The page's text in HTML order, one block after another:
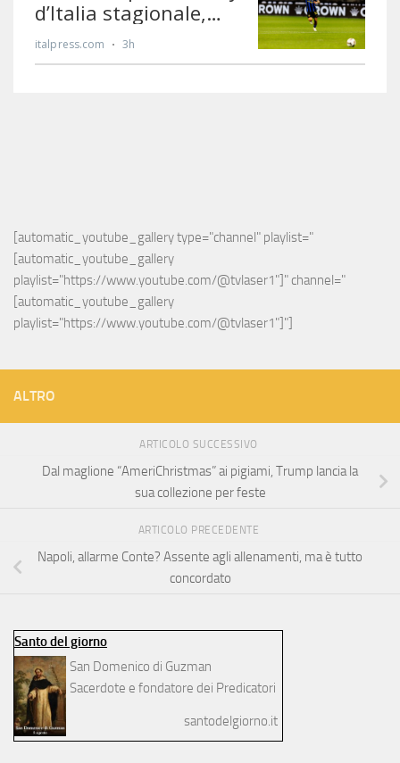
[automatic_youtube_gallery type="channel" playlist="
[automatic_youtube_gallery
playlist="https://www.youtube.com/@tvlaser1"]" channel="
[automatic_youtube_gallery
playlist="https://www.youtube.com/@tvlaser1"]"]
ALTRO
ARTICOLO SUCCESSIVO
Dal maglione “AmeriChristmas” ai pigiami, Trump lancia la
sua collezione per feste
ARTICOLO PRECEDENTE
Napoli, allarme Conte? Assente agli allenamenti, ma è tutto
concordato
Santo del giorno
San Domenico di Guzman
Sacerdote e fondatore dei Predicatori
santodelgiorno.it